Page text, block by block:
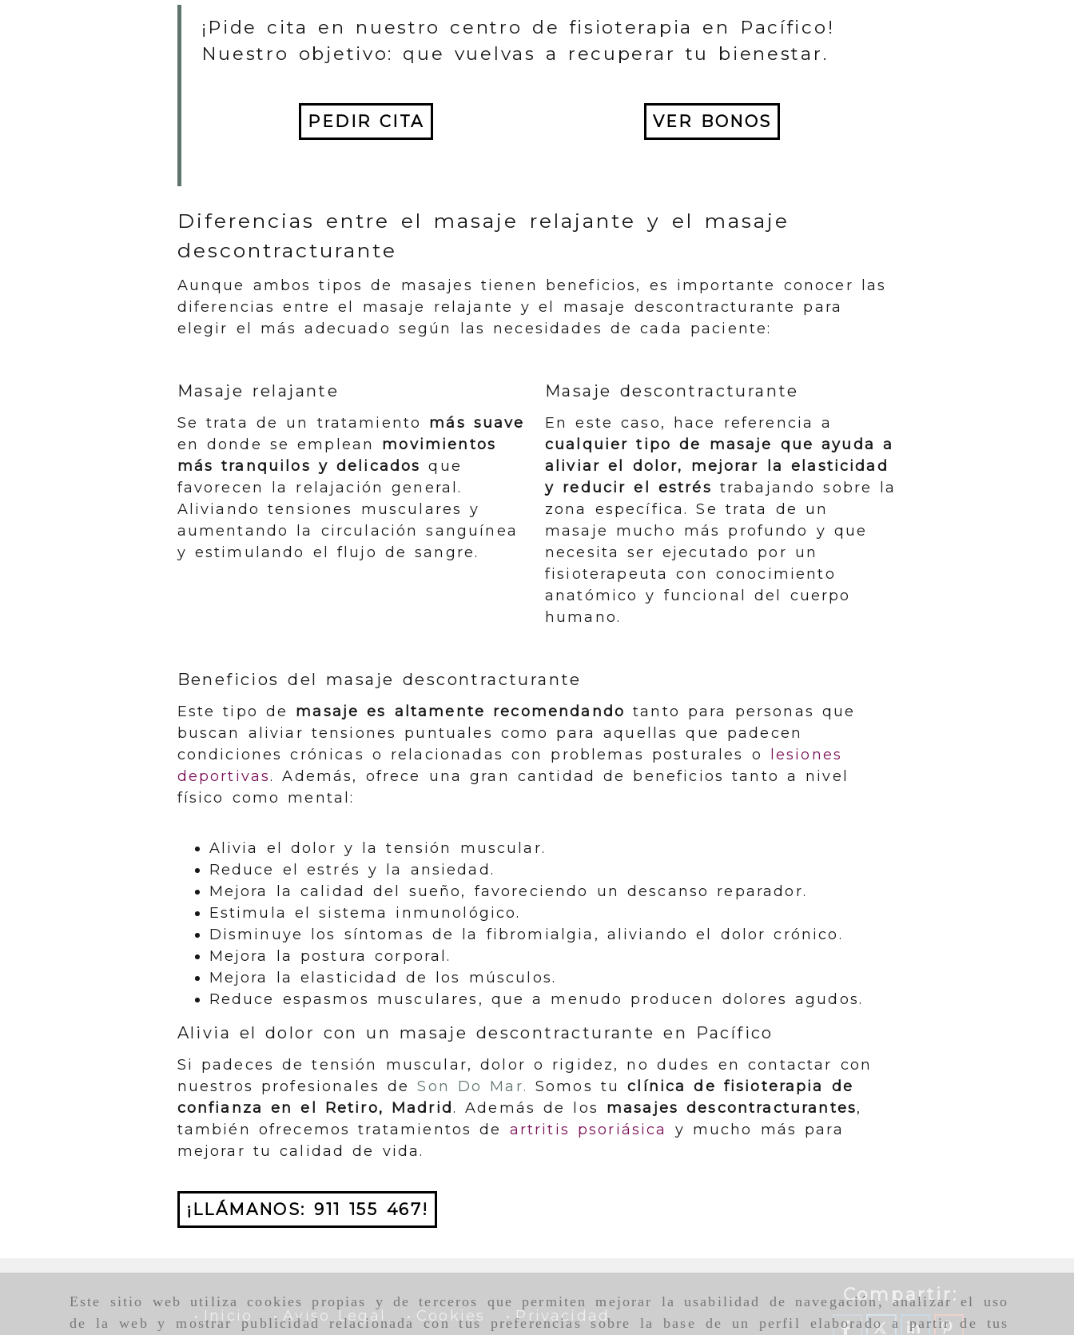
Este sitio web utiliza cookies propias y de terceros que permiten mejorar la usabilidad de navegación, analizar el uso
de la web y mostrar publicidad relacionada con tus preferencias sobre la base de un perfil elaborado a partir de tus
¡Pide cita en nuestro centro de fisioterapia en Pacífico!
Nuestro objetivo: que vuelvas a recuperar tu bienestar.
PEDIR CITA VER BONOS
Diferencias entre el masaje relajante y el masaje
descontracturante
Aunque ambos tipos de masajes tienen beneficios, es importante conocer las
diferencias entre el masaje relajante y el masaje descontracturante para
elegir el más adecuado según las necesidades de cada paciente:
Masaje relajante
Se trata de un tratamiento más suave
en donde se emplean movimientos
más tranquilos y delicados que
favorecen la relajación general.
Aliviando tensiones musculares y
aumentando la circulación sanguínea
y estimulando el flujo de sangre.
Masaje descontracturante
En este caso, hace referencia a
cualquier tipo de masaje que ayuda a
aliviar el dolor, mejorar la elasticidad
y reducir el estrés trabajando sobre la
zona específica. Se trata de un
masaje mucho más profundo y que
necesita ser ejecutado por un
fisioterapeuta con conocimiento
anatómico y funcional del cuerpo
humano.
Beneficios del masaje descontracturante
Este tipo de masaje es altamente recomendando tanto para personas que
buscan aliviar tensiones puntuales como para aquellas que padecen
condiciones crónicas o relacionadas con problemas posturales o
lesiones
deportivas. Además, ofrece una gran cantidad de beneficios tanto a nivel
físico como mental:
Alivia el dolor y la tensión muscular.
Reduce el estrés y la ansiedad.
Mejora la calidad del sueño, favoreciendo un descanso reparador.
Estimula el sistema inmunológico.
Disminuye los síntomas de la fibromialgia, aliviando el dolor crónico.
Mejora la postura corporal.
Mejora la elasticidad de los músculos.
Reduce espasmos musculares, que a menudo producen dolores agudos.
Alivia el dolor con un masaje descontracturante en Pacífico
Si padeces de tensión muscular, dolor o rigidez, no dudes en contactar con
nuestros profesionales deSon Do Mar. Somos tuclínica de fisioterapia de
confianza en el Retiro, Madrid. Además de los masajes descontracturantes,
también ofrecemos tratamientos de artritis psoriásica
y mucho más para
mejorar tu calidad de vida.
¡LLÁMANOS: 911 155 467!
Inicio Aviso Legal Cookies Privacidad
Compartir: